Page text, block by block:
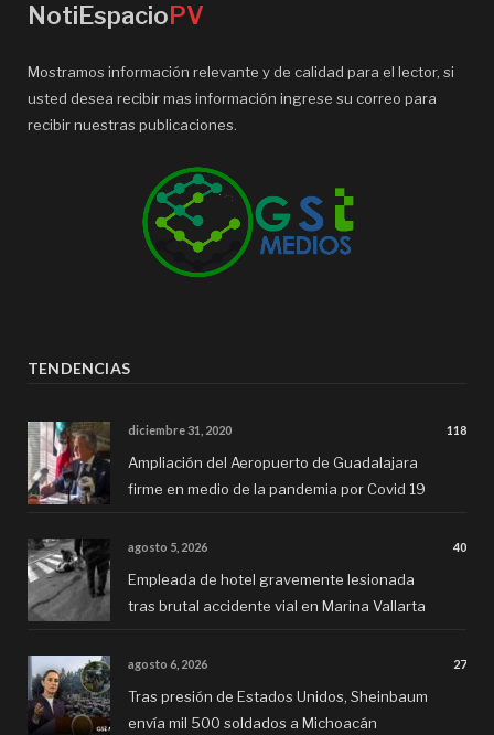
NotiEspacioPV
Mostramos información relevante y de calidad para el lector, si
usted desea recibir mas información ingrese su correo para
recibir nuestras publicaciones.
TENDENCIAS
diciembre 31, 2020 118
Ampliación del Aeropuerto de Guadalajara
firme en medio de la pandemia por Covid 19
agosto 5, 2026 40
Empleada de hotel gravemente lesionada
tras brutal accidente vial en Marina Vallarta
agosto 6, 2026 27
Tras presión de Estados Unidos, Sheinbaum
envía mil 500 soldados a Michoacán